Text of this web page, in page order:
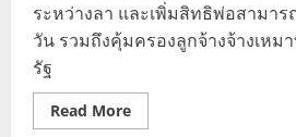
ระหว่างลา และเพิ่มสิทธิพ่อสามา
วัน รวมถึงคุ้มครองลูกจ้างจ้างเหม
รัฐ
Read MoreRead
more